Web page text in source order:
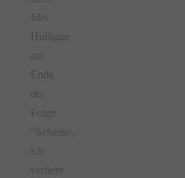
Mrs
Holligan
am
Ende
der
Folge
“Scheiße,
ich
verliere